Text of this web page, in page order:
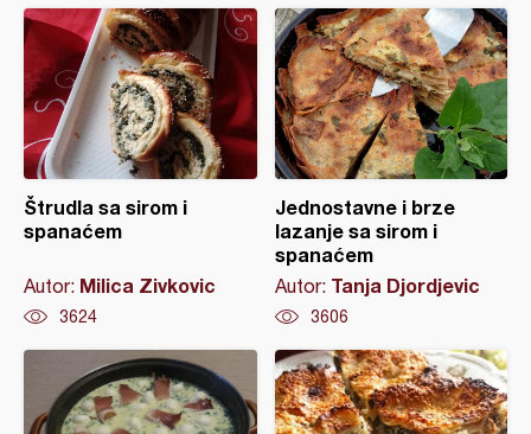
Štrudla sa sirom i
spanaćem
Autor: Milica Zivkovic
3624
Jednostavne i brze
lazanje sa sirom i
spanaćem
Autor: Tanja Djordjevic
3606